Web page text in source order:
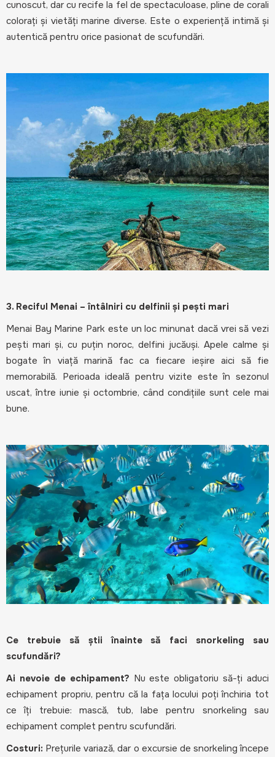
cunoscut, dar cu recife la fel de spectaculoase, pline de corali
colorați și vietăți marine diverse. Este o experiență intimă și
autentică pentru orice pasionat de scufundări.
3. Reciful Menai – întâlniri cu delfinii și pești mari
Menai Bay Marine Park este un loc minunat dacă vrei să vezi
pești mari și, cu puțin noroc, delfini jucăuși. Apele calme și
bogate în viață marină fac ca fiecare ieșire aici să fie
memorabilă. Perioada ideală pentru vizite este în sezonul
uscat, între iunie și octombrie, când condițiile sunt cele mai
bune.
Ce trebuie să știi înainte să faci snorkeling sau
scufundări?
Ai nevoie de echipament? Nu este obligatoriu să-ți aduci
echipament propriu, pentru că la fața locului poți închiria tot
ce îți trebuie: mască, tub, labe pentru snorkeling sau
echipament complet pentru scufundări.
Costuri: Prețurile variază, dar o excursie de snorkeling începe